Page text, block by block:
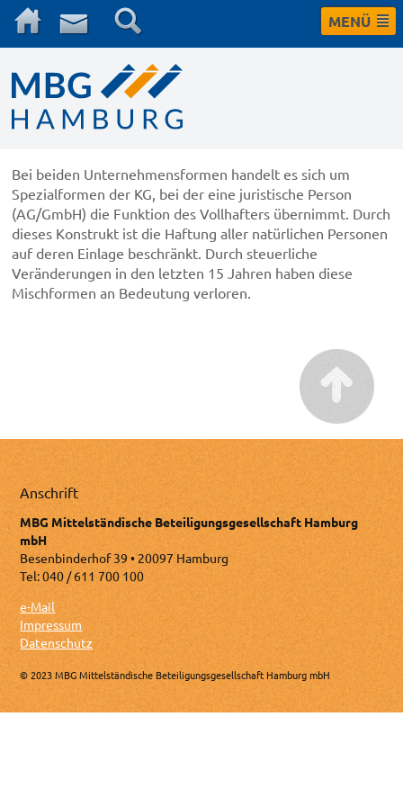
MENÜ
Bei beiden Unternehmensformen handelt es sich um
Spezialformen der KG, bei der eine juristische Person
(AG/GmbH) die Funktion des Vollhafters übernimmt. Durch
dieses Konstrukt ist die Haftung aller natürlichen Personen
auf deren Einlage beschränkt. Durch steuerliche
Veränderungen in den letzten 15 Jahren haben diese
Mischformen an Bedeutung verloren.
Anschrift
MBG Mittelständische Beteiligungsgesellschaft Hamburg
mbH
Besenbinderhof 39 • 20097 Hamburg
Tel: 040 / 611 700 100
e-Mail
Impressum
Datenschutz
© 2023 MBG Mittelständische Beteiligungsgesellschaft Hamburg mbH